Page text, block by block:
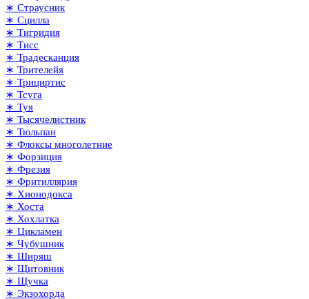
∗ Страусник
∗ Сцилла
∗ Тигридия
∗ Тисс
∗ Традесканция
∗ Трителейя
∗ Трициртис
∗ Тсуга
∗ Туя
∗ Тысячелистник
∗ Тюльпан
∗ Флоксы многолетние
∗ Форзиция
∗ Фрезия
∗ Фритиллярия
∗ Хионодокса
∗ Хоста
∗ Хохлатка
∗ Цикламен
∗ Чубушник
∗ Ширяш
∗ Щитовник
∗ Щучка
∗ Экзохорда